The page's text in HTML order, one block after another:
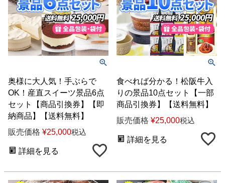
奥様に大人気！手ぶらで
OK！産直スイーツ景品6点
セット【商品引換券】【即
納商品】【送料無料】
販売価格 ¥25,000税込
詳細を見る
食べれば分かる！松阪牛入
りの景品10点セット【一部
商品引換券】【送料無料】
販売価格 ¥25,000税込
詳細を見る